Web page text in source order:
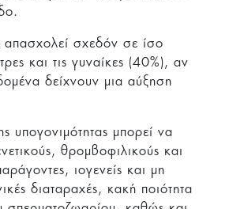
απασχολεί σχεδόν σε ίσο
και τις γυναίκες (40%), αν
δείχνουν μια αύξηση
υπογονιμότητας μπορεί να
θρομβοφιλικούς και
ιογενείς και μη
διαταραχές, κακή ποιότητα